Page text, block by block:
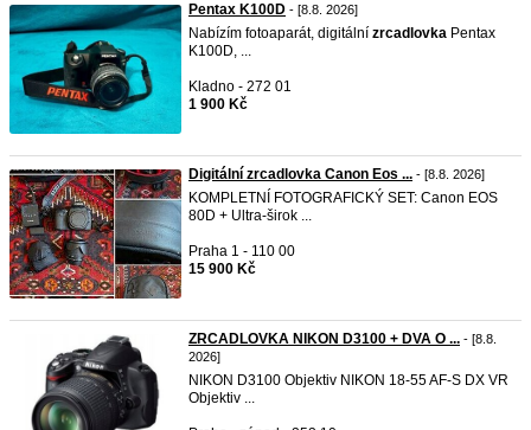
Pentax K100D - [8.8. 2026]
Nabízím fotoaparát, digitální zrcadlovka Pentax
K100D, ...
Kladno - 272 01
1 900 Kč
Digitální zrcadlovka Canon Eos ... - [8.8. 2026]
KOMPLETNÍ FOTOGRAFICKÝ SET: Canon EOS
80D + Ultra-širok ...
Praha 1 - 110 00
15 900 Kč
ZRCADLOVKA NIKON D3100 + DVA O ... - [8.8.
2026]
NIKON D3100 Objektiv NIKON 18-55 AF-S DX VR
Objektiv ...